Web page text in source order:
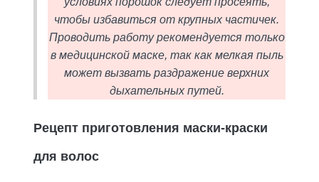
чтобы избавиться от крупных частичек.
Проводить работу рекомендуется только
в медицинской маске, так как мелкая пыль
может вызвать раздражение верхних
дыхательных путей.
Рецепт приготовления маски-краски
для волос